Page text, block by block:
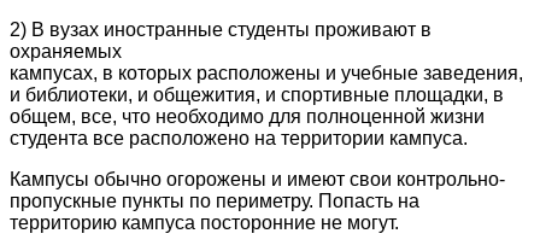
2) В вузах иностранные студенты проживают в
охраняемых
кампусах, в которых расположены и учебные заведения,
и библиотеки, и общежития, и спортивные площадки, в
общем, все, что необходимо для полноценной жизни
студента все расположено на территории кампуса.
Кампусы обычно огорожены и имеют свои контрольно-
пропускные пункты по периметру. Попасть на
территорию кампуса посторонние не могут.